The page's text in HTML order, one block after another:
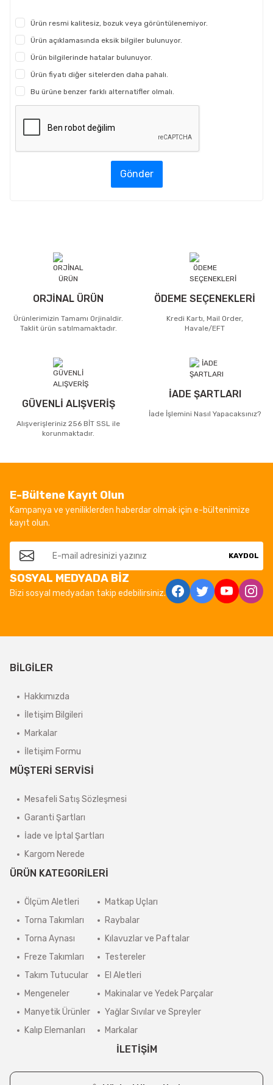
Ürün resmi kalitesiz, bozuk veya görüntülenemiyor.
Ürün açıklamasında eksik bilgiler bulunuyor.
Ürün bilgilerinde hatalar bulunuyor.
Ürün fiyatı diğer sitelerden daha pahalı.
Bu ürüne benzer farklı alternatifler olmalı.
Gönder
ORJİNAL ÜRÜN
Ürünlerimizin Tamamı Orjinaldir.
Taklit ürün satılmamaktadır.
ÖDEME SEÇENEKLERİ
Kredi Kartı, Mail Order,
Havale/EFT
GÜVENLİ ALIŞVERİŞ
Alışverişleriniz 256 BİT SSL ile
korunmaktadır.
İADE ŞARTLARI
İade İşlemini Nasıl Yapacaksınız?
E-Bültene Kayıt Olun
Kampanya ve yeniliklerden haberdar olmak için e-bültenimize
kayıt olun.
KAYDOL
SOSYAL MEDYADA BİZ
Bizi sosyal medyadan takip edebilirsiniz.
BİLGİLER
Hakkımızda
İletişim Bilgileri
Markalar
İletişim Formu
MÜŞTERİ SERVİSİ
Mesafeli Satış Sözleşmesi
Garanti Şartları
İade ve İptal Şartları
Kargom Nerede
ÜRÜN KATEGORİLERİ
Ölçüm Aletleri
Torna Takımları
Torna Aynası
Freze Takımları
Takım Tutucular
Mengeneler
Manyetik Ürünler
Kalıp Elemanları
Matkap Uçları
Raybalar
Kılavuzlar ve Paftalar
Testereler
El Aletleri
Makinalar ve Yedek Parçalar
Yağlar Sıvılar ve Spreyler
Markalar
İLETİŞİM